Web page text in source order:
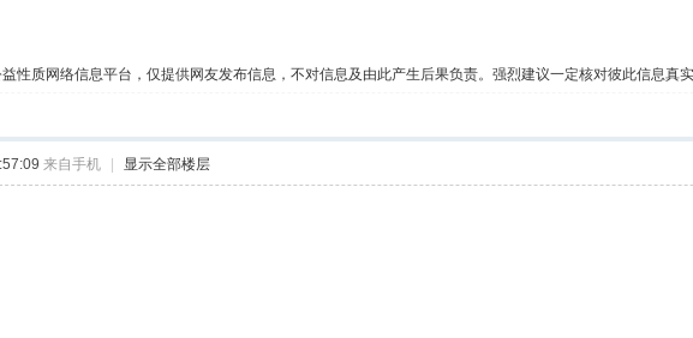
性质网络信息平台，仅提供网友发布信息，不对信息及由此产生后果负责。强烈建议一定核对彼此信息真实
来自手机 显示全部楼层